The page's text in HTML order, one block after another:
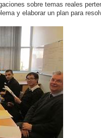
sobre temas reales
y elaborar un plan para